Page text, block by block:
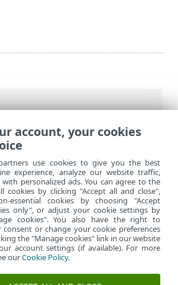
>ESET Log Collector>ESET
绍
account, your cookies
use cookies to give you the best
experience, analyze our website traffic,
personalized ads. You can agree to the
cookies by clicking "Accept all and close",
essential cookies by choosing "Accept
only", or adjust your cookie settings by
cookies". You also have the right to
or change your cookie preferences
the "Manage cookies" link in our website
account settings (if available). For more
ourCookie Policy.